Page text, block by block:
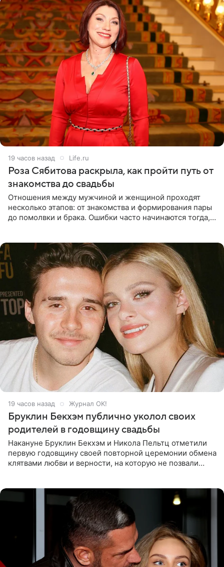
19 часов назад Life.ru
Роза Сябитова раскрыла, как пройти путь от
знакомства до свадьбы
Отношения между мужчиной и женщиной проходят
несколько этапов: от знакомства и формирования пары
до помолвки и брака. Ошибки часто начинаются тогда,
19 часов назад Журнал OK!
Бруклин Бекхэм публично уколол своих
родителей в годовщину свадьбы
Накануне Бруклин Бекхэм и Никола Пельтц отметили
первую годовщину своей повторной церемонии обмена
клятвами любви и верности, на которую не позвали